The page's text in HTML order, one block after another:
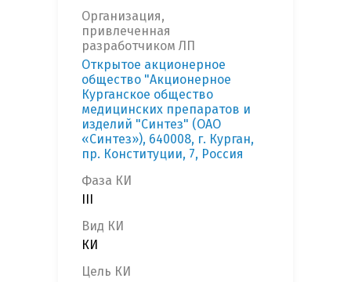
Организация,
привлеченная
разработчиком ЛП
Открытое акционерное
общество "Акционерное
Курганское общество
медицинских препаратов и
изделий "Синтез" (ОАО
«Синтез»), 640008, г. Курган,
пр. Конституции, 7, Россия
Фаза КИ
Вид КИ
КИ
Цель КИ